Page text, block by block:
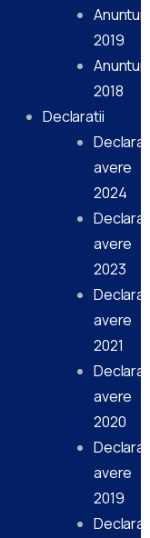
Anunturi
2019
Anunturi
2018
Declaratii
avere
2024
avere
2023
avere
2021
avere
2020
avere
2019